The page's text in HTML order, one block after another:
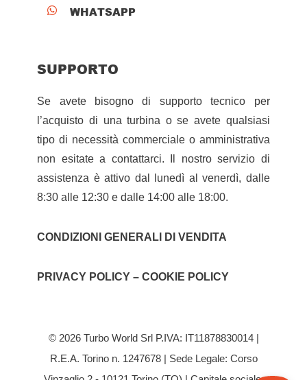
 WHATSAPP
SUPPORTO
Se avete bisogno di supporto tecnico per
l’acquisto di una turbina o se avete qualsiasi
tipo di necessità commerciale o amministrativa
non esitate a contattarci. Il nostro servizio di
assistenza è attivo dal lunedì al venerdì, dalle
8:30 alle 12:30 e dalle 14:00 alle 18:00.
CONDIZIONI GENERALI DI VENDITA
PRIVACY POLICY – COOKIE POLICY
© 2026 Turbo World Srl P.IVA: IT11878830014 |
R.E.A. Torino n. 1247678 | Sede Legale: Corso